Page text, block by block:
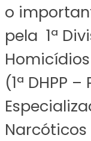
o
pela 1ª
(1ª DHPP
Narcóticos